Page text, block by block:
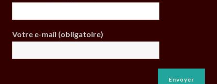
Votre e-mail (obligatoire)